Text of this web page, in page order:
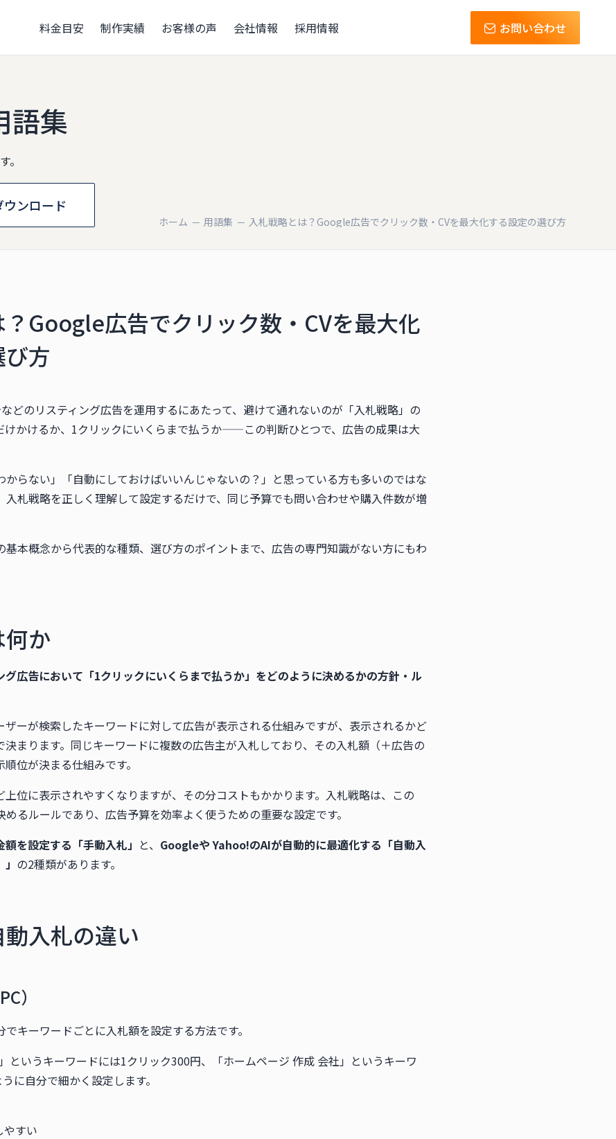
料金目安 制作実績 お客様の声 会社情報 採用情報 お問い合わせ
語集
。
ウンロード
ホーム 用語集 入札戦略とは？Google広告でクリック数・CVを最大化する設定の選び方
Google広告でクリック数・CVを最大化
方
どのリスティング広告を運用するにあたって、避けて通れないのが「入札戦略」の
けかけるか、1クリックにいくらまで払うか——この判断ひとつで、広告の成果は大
からない」「自動にしておけばいいんじゃないの？」と思っている方も多いのではな
入札戦略を正しく理解して設定するだけで、同じ予算でも問い合わせや購入件数が増
基本概念から代表的な種類、選び方のポイントまで、広告の専門知識がない方にもわ
か
グ広告において「1クリックにいくらまで払うか」をどのように決めるかの方針・ル
ザーが検索したキーワードに対して広告が表示される仕組みですが、表示されるかど
決まります。同じキーワードに複数の広告主が入札しており、その入札額（＋広告の
位が決まる仕組みです。
上位に表示されやすくなりますが、その分コストもかかります。入札戦略は、この
めるルールであり、広告予算を効率よく使うための重要な設定です。
額を設定する「手動入札」 と、 Googleや Yahoo!のAIが自動的に最適化する「自動入
の2種類があります。
入札の違い
）
キーワードごとに入札額を設定する方法です。
というキーワードには1クリック300円、「ホームページ 作成 会社」というキーワ
に自分で細かく設定します。
やすい